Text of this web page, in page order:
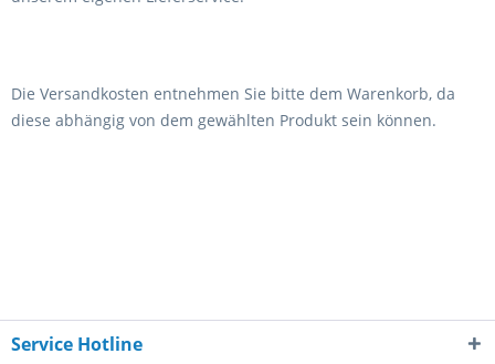
Die Versandkosten entnehmen Sie bitte dem Warenkorb, da
diese abhängig von dem gewählten Produkt sein können.
Service Hotline